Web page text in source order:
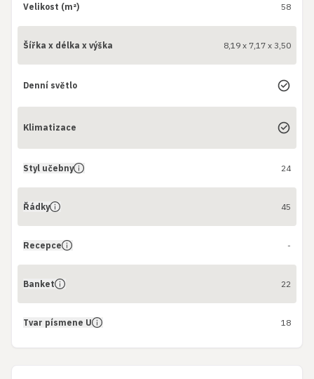
Velikost (m²) 58
Šířka x délka x výška 8,19 x 7,17 x 3,50
Denní světlo
Klimatizace
Styl učebny 24
Řádky 45
Recepce -
Banket 22
Tvar písmene U 18